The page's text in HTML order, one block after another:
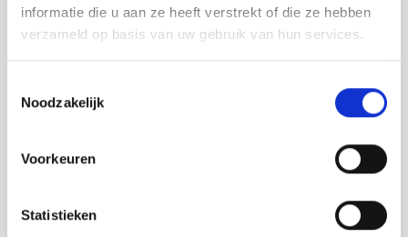
informatie die u aan ze heeft verstrekt of die ze hebben
verzameld op basis van uw gebruik van hun services.
Noodzakelijk
Voorkeuren
Statistieken
Bekijk ook...
Fijnmazige distributie
Crossdocking
Express koerier